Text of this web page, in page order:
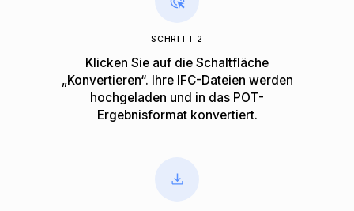
SCHRITT 2
Klicken Sie auf die Schaltfläche
„Konvertieren“. Ihre IFC-Dateien werden
hochgeladen und in das POT-
Ergebnisformat konvertiert.